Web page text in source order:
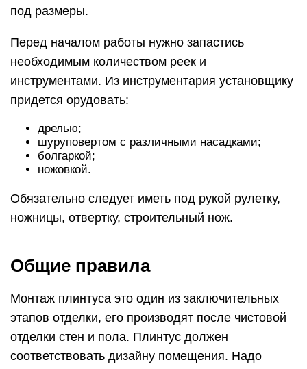
под размеры.
Перед началом работы нужно запастись
необходимым количеством реек и
инструментами. Из инструментария установщику
придется орудовать:
дрелью;
шуруповертом с различными насадками;
болгаркой;
ножовкой.
Обязательно следует иметь под рукой рулетку,
ножницы, отвертку, строительный нож.
Общие правила
Монтаж плинтуса это один из заключительных
этапов отделки, его производят после чистовой
отделки стен и пола. Плинтус должен
соответствовать дизайну помещения. Надо